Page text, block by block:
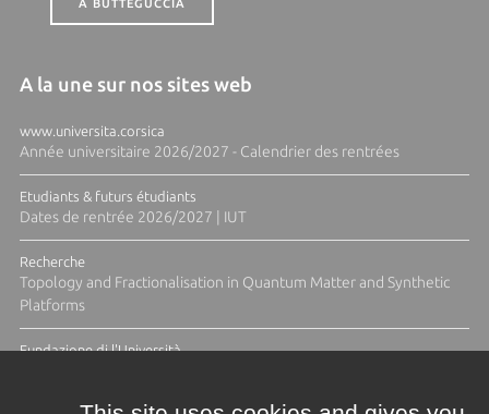
A BUTTEGUCCIA
A la une sur nos sites web
www.universita.corsica
Année universitaire 2026/2027 - Calendrier des rentrées
Etudiants & futurs étudiants
Dates de rentrée 2026/2027 | IUT
Recherche
Topology and Fractionalisation in Quantum Matter and Synthetic
Platforms
Fundazione di l'Università